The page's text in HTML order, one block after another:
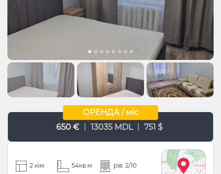
ОРЕНДА / міс
650 €
13035 MDL 751 $
2 кім. 54кв.м. рів. 2/10